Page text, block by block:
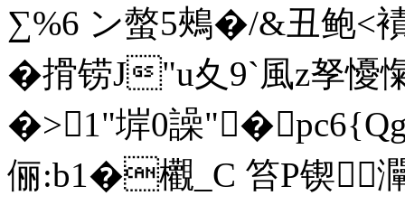
∑%6 ン螫5鵊�/&丑鲍<
�搰铹J"u夊9`風z孥
�>1"堓0譟
俪:b1�欟_C 笞P锲